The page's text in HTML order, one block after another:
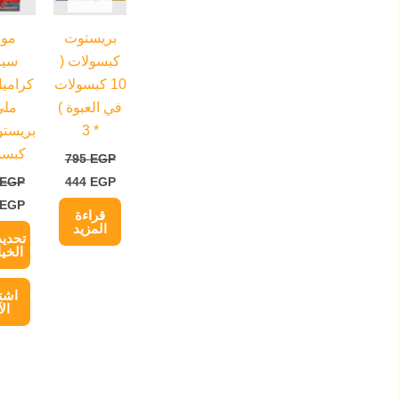
بريستوت
كبسولات (
10 كبسولات
في العبوة )
* 3
795EGP
444 EGP
قراءة
المزيد
EGP